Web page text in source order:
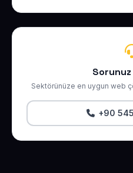
Sektörünüze en uygun web
+90